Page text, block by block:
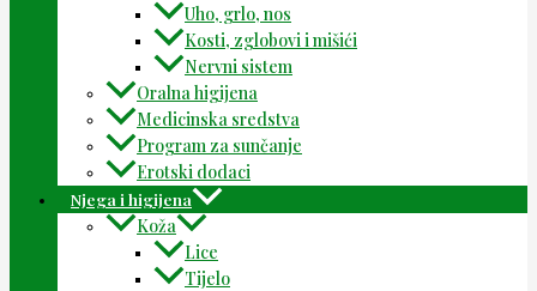
Uho, grlo, nos
Kosti, zglobovi i mišići
Nervni sistem
Oralna higijena
Medicinska sredstva
Program za sunčanje
Erotski dodaci
Njega i higijena
Koža
Lice
Tijelo